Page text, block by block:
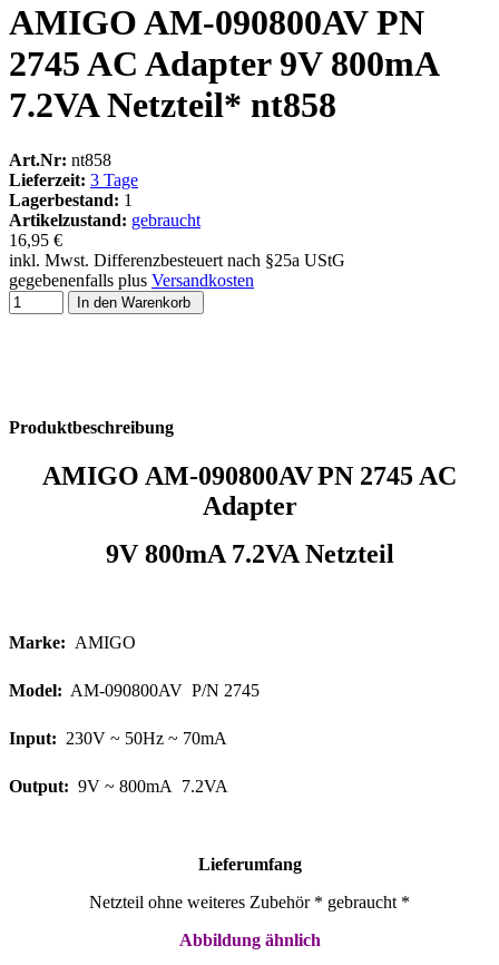
AMIGO AM-090800AV PN
2745 AC Adapter 9V 800mA
7.2VA Netzteil* nt858
Art.Nr: nt858
Lieferzeit: 3 Tage
Lagerbestand: 1
Artikelzustand: gebraucht
16,95 €
inkl. Mwst. Differenzbesteuert nach §25a UStG
gegebenenfalls plus Versandkosten
In den Warenkorb
Produktbeschreibung
AMIGO AM-090800AVPN 2745AC
Adapter
9V 800mA 7.2VA Netzteil
Marke: AMIGO
Model: AM-090800AV P/N 2745
Input: 230V ~ 50Hz ~ 70mA
Output: 9V ~ 800mA 7.2VA
Lieferumfang
Netzteil ohne weiteres Zubehör * gebraucht *
Abbildung ähnlich